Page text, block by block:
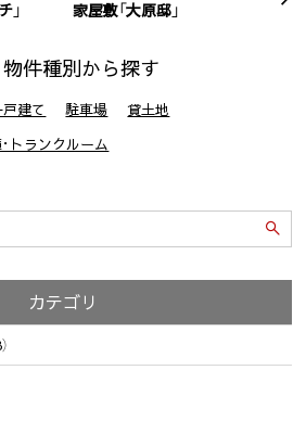
」
家屋敷「大原邸」
件種別から探す
建て 駐車場
貸土地
トランクルーム
カテゴリ